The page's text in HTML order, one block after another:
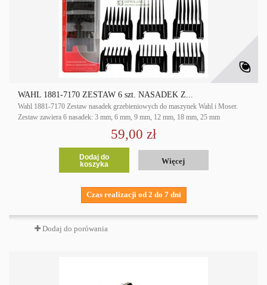
WAHL 1881-7170 ZESTAW 6 szt. NASADEK Z...
Wahl 1881-7170 Zestaw nasadek grzebieniowych do maszynek Wahl i Moser.
Zestaw zawiera 6 nasadek: 3 mm, 6 mm, 9 mm, 12 mm, 18 mm, 25 mm
59,00 zł
Dodaj do
koszyka
Więcej
Czas realizacji od 2 do 7 dni
Dodaj do porówania